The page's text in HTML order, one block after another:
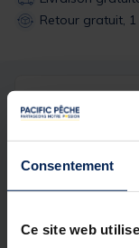
Consentement
Ce site web
Retour gratuit,
Etui Canne +